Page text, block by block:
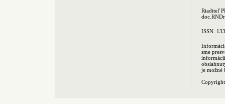
Riaditeľ
ISSN:
sme
je možné